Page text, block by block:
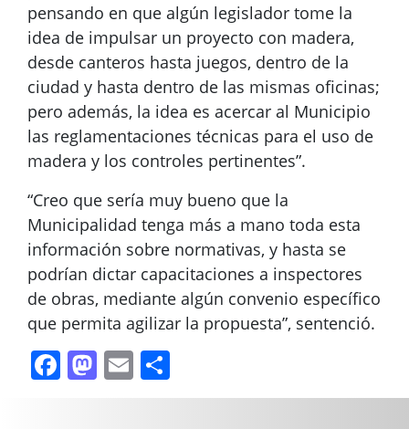
pensando en que algún legislador tome la
idea de impulsar un proyecto con madera,
desde canteros hasta juegos, dentro de la
ciudad y hasta dentro de las mismas oficinas;
pero además, la idea es acercar al Municipio
las reglamentaciones técnicas para el uso de
madera y los controles pertinentes”.
“Creo que sería muy bueno que la
Municipalidad tenga más a mano toda esta
información sobre normativas, y hasta se
podrían dictar capacitaciones a inspectores
de obras, mediante algún convenio específico
que permita agilizar la propuesta”, sentenció.
Facebook
Mastodon
Email